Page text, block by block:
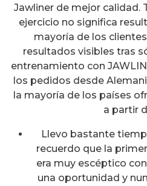
Jawliner de mejor calidad.
ejercicio no significa
mayoría de los
resultados visibles tras
entrenamiento con
los pedidos desde
la mayoría de los países
a partir
Llevo bastante
recuerdo que la
era muy escéptico
una oportunidad y